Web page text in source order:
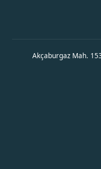
Akçaburgaz Mah.